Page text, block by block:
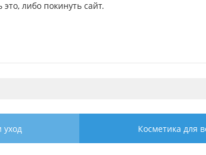
либо покинуть сайт.
уход Косметика для